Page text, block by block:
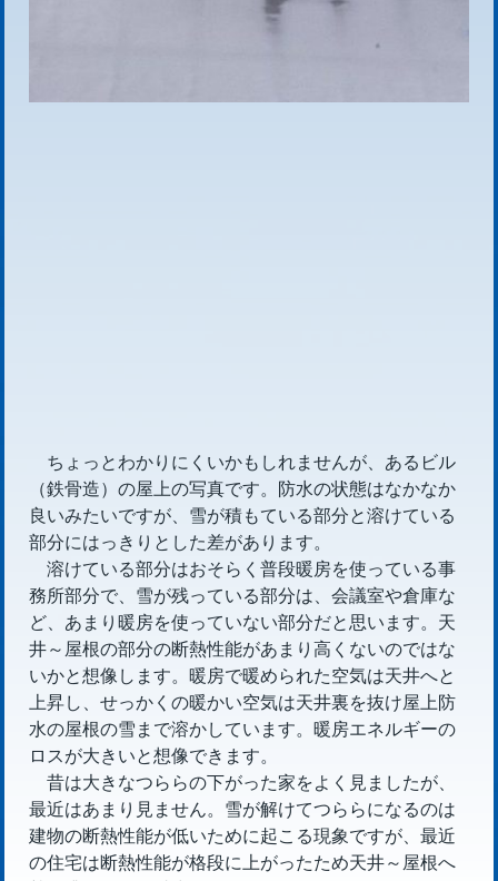
ちょっとわかりにくいかもしれませんが、あるビル
（鉄骨造）の屋上の写真です。防水の状態はなかなか
良いみたいですが、雪が積もている部分と溶けている
部分にはっきりとした差があります。
溶けている部分はおそらく普段暖房を使っている事
務所部分で、雪が残っている部分は、会議室や倉庫な
ど、あまり暖房を使っていない部分だと思います。天
井～屋根の部分の断熱性能があまり高くないのではな
いかと想像します。暖房で暖められた空気は天井へと
上昇し、せっかくの暖かい空気は天井裏を抜け屋上防
水の屋根の雪まで溶かしています。暖房エネルギーの
ロスが大きいと想像できます。
昔は大きなつららの下がった家をよく見ましたが、
最近はあまり見ません。雪が解けてつららになるのは
建物の断熱性能が低いために起こる現象ですが、最近
の住宅は断熱性能が格段に上がったため天井～屋根へ